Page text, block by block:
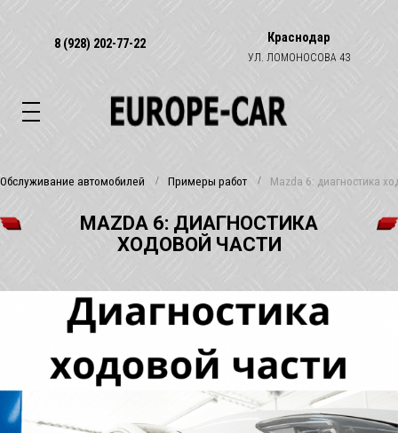
8 (928) 202-77-22 Краснодар
УЛ. ЛОМОНОСОВА 43
Обслуживание автомобилей Примеры работ Mazda 6: диагностика
MAZDA 6: ДИАГНОСТИКА
ХОДОВОЙ ЧАСТИ